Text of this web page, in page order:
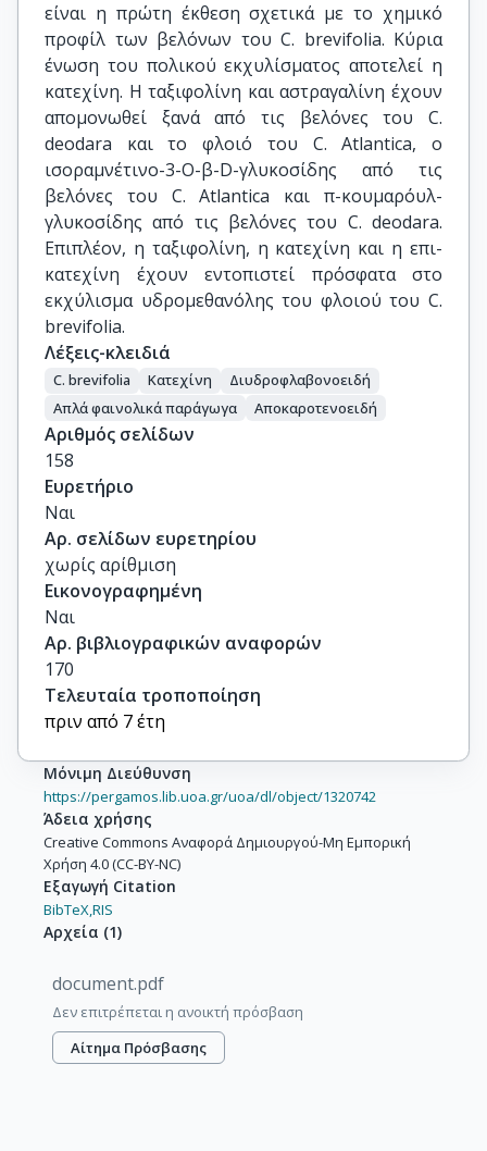
είναι η πρώτη έκθεση σχετικά με το χημικό
προφίλ των βελόνων του C. brevifolia. Κύρια
ένωση του πολικού εκχυλίσματος αποτελεί η
κατεχίνη. Η ταξιφολίνη και αστραγαλίνη έχουν
απομονωθεί ξανά από τις βελόνες του C.
deodara και το φλοιό του C. Atlantica, ο
ισοραμνέτινο-3-Ο-β-D-γλυκοσίδης από τις
βελόνες του C. Atlantica και π-κουμαρόυλ-
γλυκοσίδης από τις βελόνες του C. deodara.
Επιπλέον, η ταξιφολίνη, η κατεχίνη και η επι-
κατεχίνη έχουν εντοπιστεί πρόσφατα στο
εκχύλισμα υδρομεθανόλης του φλοιού του C.
brevifolia.
Λέξεις-κλειδιά
C. brevifolia Κατεχίνη
Διυδροφλαβονοειδή
Απλά φαινολικά παράγωγα
Αποκαροτενοειδή
Αριθμός σελίδων
158
Ευρετήριο
Ναι
Αρ. σελίδων ευρετηρίου
χωρίς αρίθμιση
Εικονογραφημένη
Ναι
Αρ. βιβλιογραφικών αναφορών
170
Τελευταία τροποποίηση
πριν από 7 έτη
Μόνιμη Διεύθυνση
https://pergamos.lib.uoa.gr/uoa/dl/object/1320742
Άδεια χρήσης
Creative Commons Αναφορά Δημιουργού-Μη Εμπορική
Χρήση 4.0 (CC-BY-NC)
Εξαγωγή Citation
BibTeX,RIS
Αρχεία (1)
document.pdf
Δεν επιτρέπεται η ανοικτή πρόσβαση
Αίτημα Πρόσβασης